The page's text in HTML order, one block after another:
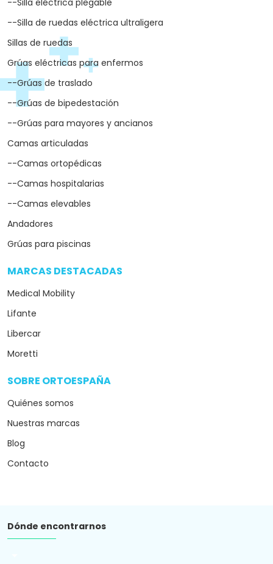
--Silla eléctrica plegable
--Silla de ruedas eléctrica ultraligera
Sillas de ruedas
Grúas eléctricas para enfermos
--Grúas de traslado
--Grúas de bipedestación
--Grúas para mayores y ancianos
Camas articuladas
--Camas ortopédicas
--Camas hospitalarias
--Camas elevables
Andadores
Grúas para piscinas
MARCAS DESTACADAS
Medical Mobility
Lifante
Libercar
Moretti
SOBRE ORTOESPAÑA
Quiénes somos
Nuestras marcas
Blog
Contacto
Dónde encontrarnos